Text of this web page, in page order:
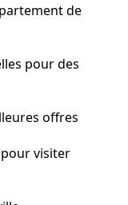
de
pour des
offres
visiter